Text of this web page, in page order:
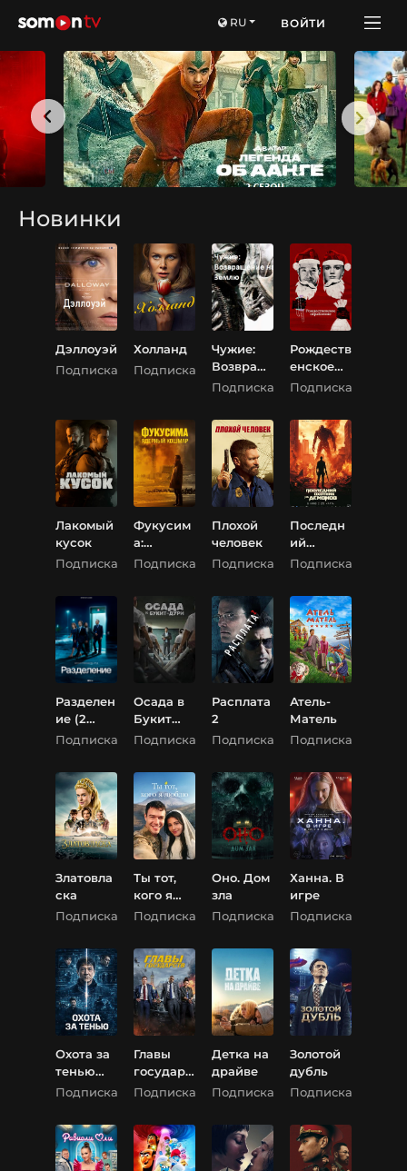
RU ВОЙТИ
Новинки
Дэллоуэй
Подписка
Холланд
Подписка
Чужие:
Возвращ
ение на
Подписка
Рождеств
енское
ограблен
Подписка
Лакомый
кусок
Подписка
Фукусим
а:
Ядерный
Подписка
Плохой
человек
Подписка
Последн
ий
охотник
демонов
Подписка
Разделен
ие (2
Сезон)
Подписка
Осада в
Букит
Дури
школы
Торн)
Подписка
Расплата
2
Подписка
Атель-
Матель
Подписка
Златовла
ска
Подписка
Ты тот,
кого я
люблю
Подписка
Оно. Дом
зла
Подписка
Ханна. В
игре
Подписка
Охота за
тенью
(Край
Подписка
Главы
государс
тв
Подписка
Детка на
драйве
Подписка
Золотой
дубль
Подписка